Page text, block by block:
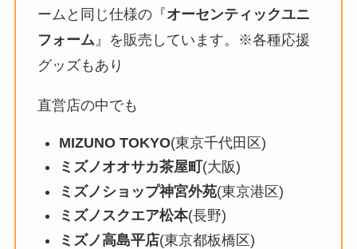
ームと同じ仕様の『オーセンティックユニ
フォーム 』を販売しています。※各種応援
グッズもあり
直営店の中でも
MIZUNO TOKYO(東京千代田区)
ミズノオオサカ茶屋町 (大阪)
ミズノショップ神宮外苑(東京港区)
ミズノスクエア松本(長野)
ミズノ高島平店(東京都板橋区)